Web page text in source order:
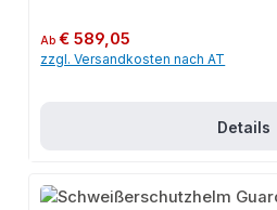
Regulärer Preis:
Ab€ 589,05
zzgl. Versandkosten nach AT
Details